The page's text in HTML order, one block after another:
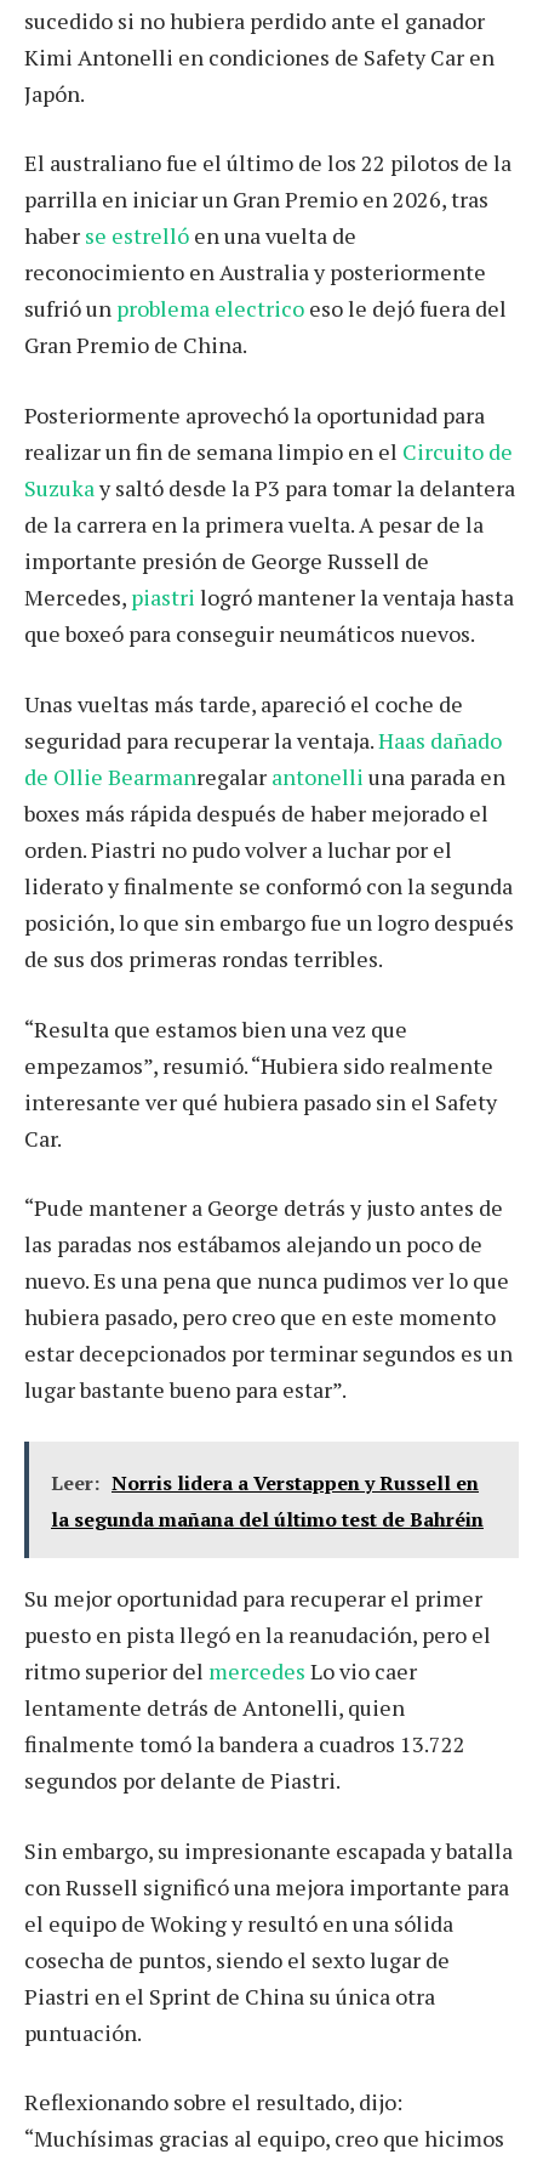
sucedido si no hubiera perdido ante el ganador
Kimi Antonelli en condiciones de Safety Car en
Japón.
El australiano fue el último de los 22 pilotos de la
parrilla en iniciar un Gran Premio en 2026, tras
haber se estrelló en una vuelta de
reconocimiento en Australia y posteriormente
sufrió un problema electrico eso le dejó fuera del
Gran Premio de China.
Posteriormente aprovechó la oportunidad para
realizar un fin de semana limpio en el Circuito de
Suzukay saltó desde la P3 para tomar la delantera
de la carrera en la primera vuelta. A pesar de la
importante presión de George Russell de
Mercedes, piastri logró mantener la ventaja hasta
que boxeó para conseguir neumáticos nuevos.
Unas vueltas más tarde, apareció el coche de
seguridad para recuperar la ventaja.Haas dañado
de Ollie Bearmanregalar antonelli una parada en
boxes más rápida después de haber mejorado el
orden. Piastri no pudo volver a luchar por el
liderato y finalmente se conformó con la segunda
posición, lo que sin embargo fue un logro después
de sus dos primeras rondas terribles.
“Resulta que estamos bien una vez que
empezamos”, resumió. “Hubiera sido realmente
interesante ver qué hubiera pasado sin el Safety
Car.
“Pude mantener a George detrás y justo antes de
las paradas nos estábamos alejando un poco de
nuevo. Es una pena que nunca pudimos ver lo que
hubiera pasado, pero creo que en este momento
estar decepcionados por terminar segundos es un
lugar bastante bueno para estar”.
Leer: Norris lidera a Verstappen y Russell en
la segunda mañana del último test de Bahréin
Su mejor oportunidad para recuperar el primer
puesto en pista llegó en la reanudación, pero el
ritmo superior del mercedes Lo vio caer
lentamente detrás de Antonelli, quien
finalmente tomó la bandera a cuadros 13.722
segundos por delante de Piastri.
Sin embargo, su impresionante escapada y batalla
con Russell significó una mejora importante para
el equipo de Woking y resultó en una sólida
cosecha de puntos, siendo el sexto lugar de
Piastri en el Sprint de China su única otra
puntuación.
Reflexionando sobre el resultado, dijo:
“Muchísimas gracias al equipo, creo que hicimos